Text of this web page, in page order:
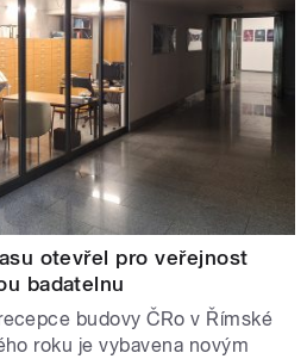
otevřel pro veřejnost
badatelnu
budovy ČRo v Římské
roku je vybavena novým